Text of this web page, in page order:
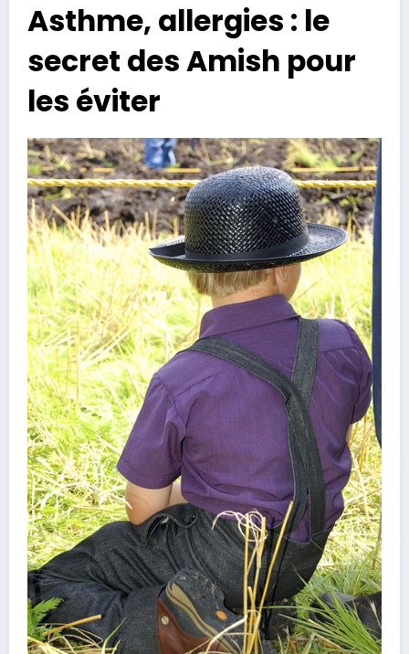
Asthme, allergies : le
secret des Amish pour
les éviter